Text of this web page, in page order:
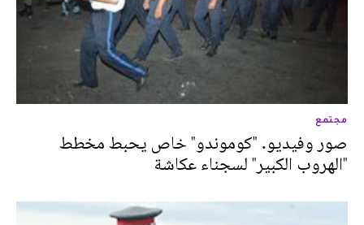
مجتمع
صور وفيديو. "كوموندو" خاص يحبط مخطط
"الهروب الكبير" لسجناء عكاشة